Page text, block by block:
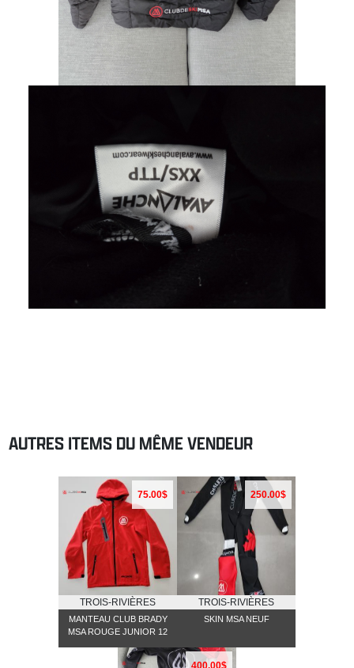
AUTRES ITEMS DU MÊME VENDEUR
75.00$
TROIS-RIVIÈRES
MANTEAU CLUB BRADY
MSA ROUGE JUNIOR 12
250.00$
TROIS-RIVIÈRES
SKIN MSA NEUF